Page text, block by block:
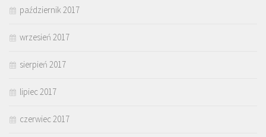
październik 2017
wrzesień 2017
sierpień 2017
lipiec 2017
czerwiec 2017